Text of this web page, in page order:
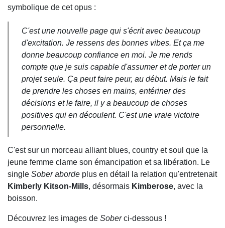
symbolique de cet opus :
C'est une nouvelle page qui s'écrit avec beaucoup
d'excitation. Je ressens des bonnes vibes. Et ça me
donne beaucoup confiance en moi. Je me rends
compte que je suis capable d'assumer et de porter un
projet seule. Ça peut faire peur, au début. Mais le fait
de prendre les choses en mains, entériner des
décisions et le faire, il y a beaucoup de choses
positives qui en découlent. C'est une vraie victoire
personnelle.
C'est sur un morceau alliant blues, country et soul que la
jeune femme clame son émancipation et sa libération. Le
single Sober aborde plus en détail la relation qu'entretenait
Kimberly Kitson-Mills, désormais Kimberose, avec la
boisson.
Découvrez les images de Soberci-dessous !